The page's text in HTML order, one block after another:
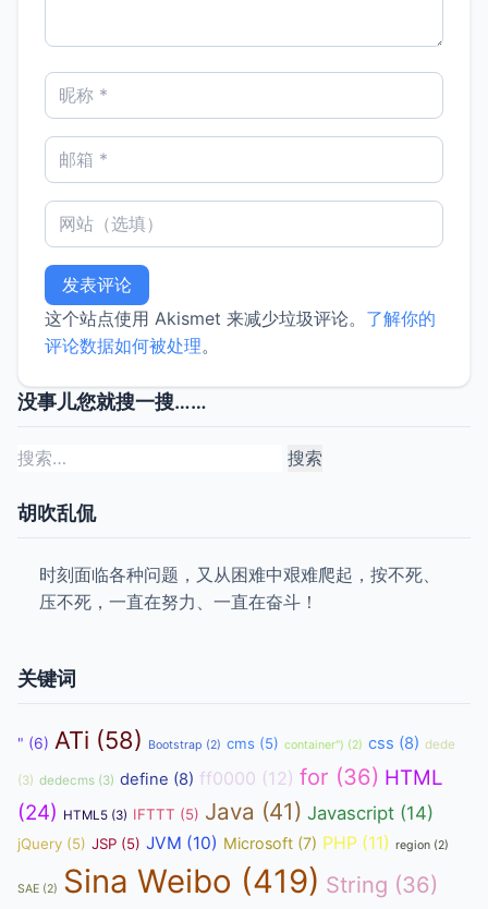
这个站点使用 Akismet 来减少垃圾评论。 了解你的
评论数据如何被处理。
没事儿您就搜一搜……
搜
胡吹乱侃
时刻面临各种问题，又从困难中艰难爬起，按不死、
压不死，一直在努力、一直在奋斗！
关键词
" (6) ATi (58) Bootstrap (2) cms (5) container") (2) css (8) dede
(3) dedecms (3) define (8) ff0000 (12) for (36) HTML
(24) HTML5 (3) IFTTT (5) Java (41) Javascript (14)
jQuery (5) JSP (5) JVM (10) Microsoft (7) PHP (11) region (2)
SAE (2) Sina Weibo (419) String (36)